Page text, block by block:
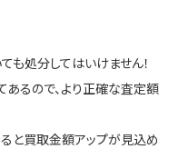
処分してはいけません！
るので、より正確な査定額
と買取金額アップが見込め